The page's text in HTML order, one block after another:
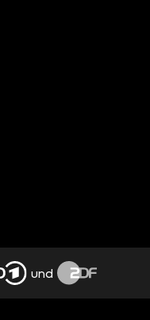
und